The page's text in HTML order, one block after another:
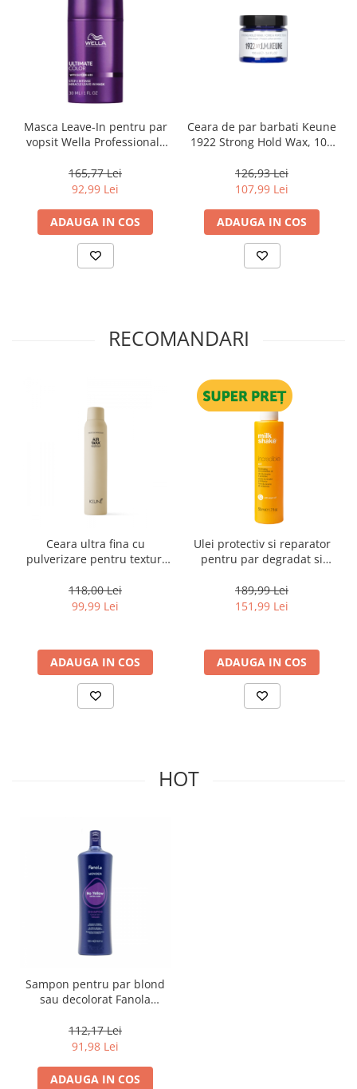
Masca Leave-In pentru par
vopsit Wella Professionals
Leave-In Mask, 30 ml
165,77 Lei
92,99 Lei
ADAUGA IN COS
Ceara de par barbati Keune
1922 Strong Hold Wax, 100
126,93 Lei
107,99 Lei
ADAUGA IN COS
RECOMANDARI
Ceara ultra fina cu
pulverizare pentru texturi
Keune Style Air Wax, 200 ml
118,00 Lei
99,99 Lei
ADAUGA IN COS
Ulei protectiv si reparator
pentru par degradat si
Shake Incredible Oil, 50 ml
189,99 Lei
151,99 Lei
ADAUGA IN COS
HOT
Sampon pentru par blond
sau decolorat Fanola
112,17 Lei
91,98 Lei
ADAUGA IN COS